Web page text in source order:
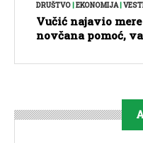
DRUŠTVO|EKONOMIJA|
Vučić najavio
novčana pomoć,